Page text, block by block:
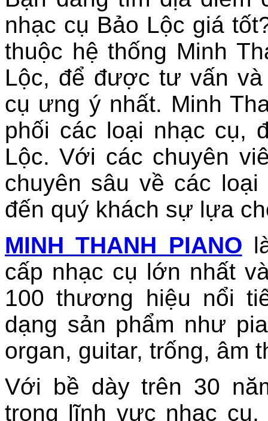
nhạc cụ Bảo Lộc giá
thuộc hệ thống Minh
Lộc, để được tư vấn
cụ ưng ý nhất. Minh
phối các loại nhạc cụ,
Lộc. Với các chuyên
chuyên sâu về các
đến quý khách sự lựa
MINH THANH PIANO
cấp nhạc cụ lớn nhất
100 thương hiệu nổi
dạng sản phẩm như
organ, guitar, trống, âm
Với bề dày trên 30
trong lĩnh vực nhạc